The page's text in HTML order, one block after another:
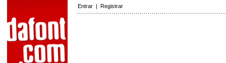
Entrar | Registrar